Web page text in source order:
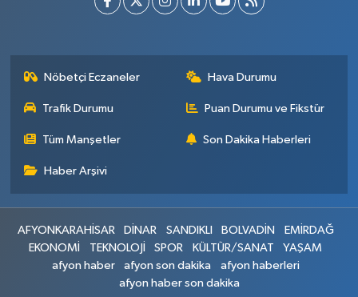
Nöbetçi Eczaneler Hava Durumu
Trafik Durumu Puan Durumu ve Fikstür
Tüm Manşetler Son Dakika Haberleri
Haber Arşivi
AFYONKARAHİSAR DİNAR SANDIKLI BOLVADİN
EMİRDAĞ
EKONOMİ
TEKNOLOJİ SPOR KÜLTÜR/SANAT
YAŞAM
afyon haber
afyon son dakika
afyon haberleri
afyon haber son dakika